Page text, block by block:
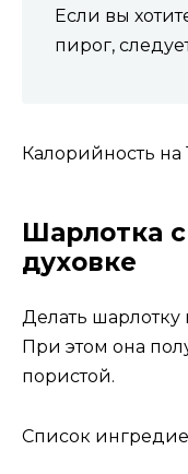
Если вы
пирог,
Калорийность на
Шарлотка
духовке
Делать
При этом она
пористой.
Список